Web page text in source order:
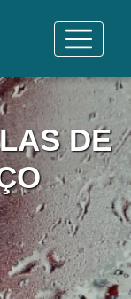
DE